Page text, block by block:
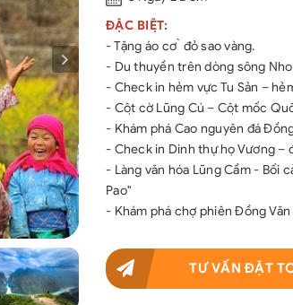
ĐẶC BIỆT:
- Tặng áo cơ ̀ đỏ sao vàng.
- Du thuyền trên dòng sông
- Check in hẻm vực Tu Sản –
- Cột cờ Lũng Cú – Cột mốc
- Khám phá Cao nguyên đá
- Check in Dinh thự họ Vương –
- Làng văn hóa Lũng Cẩm - Bối
Pao"
- Khám phá chợ phiên Đồng Văn
TƯ VẤN ĐẶT